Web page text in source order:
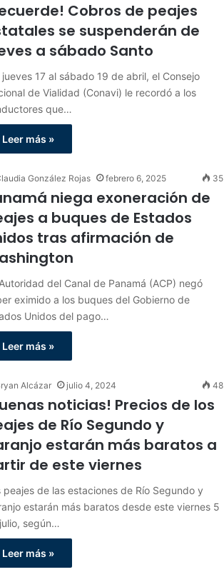
Cobros de peajes
se suspenderán de
a sábado Santo
jueves 17 al sábado 19 de abril, el Consejo
de Vialidad (Conavi) le recordó a los
que…
Leer más »
González Rojas febrero 6, 2025 35
niega exoneración de
a buques de Estados
tras afirmación de
del Canal de Panamá (ACP) negó
eximido a los buques del Gobierno de
Unidos del pago…
Leer más »
Alcázar julio 4, 2024 48
noticias! Precios de los
de Río Segundo y
estarán más baratos a
de este viernes
peajes de las estaciones de Río Segundo y
estarán más baratos desde este viernes 5
según…
Leer más »